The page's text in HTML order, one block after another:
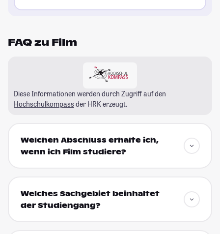
FAQ zu Film
Diese Informationen werden durch Zugriff auf den
Hochschulkompass der HRK erzeugt.
Welchen Abschluss erhalte ich,
wenn ich Film studiere?
Welches Sachgebiet beinhaltet
der Studiengang?